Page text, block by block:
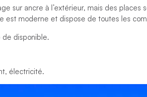
sur ancre à l’extérieur, mais des places
est moderne et dispose de toutes les
de disponible.
électricité.